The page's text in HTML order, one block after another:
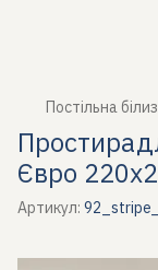
Постільна
Євро
Артикул: